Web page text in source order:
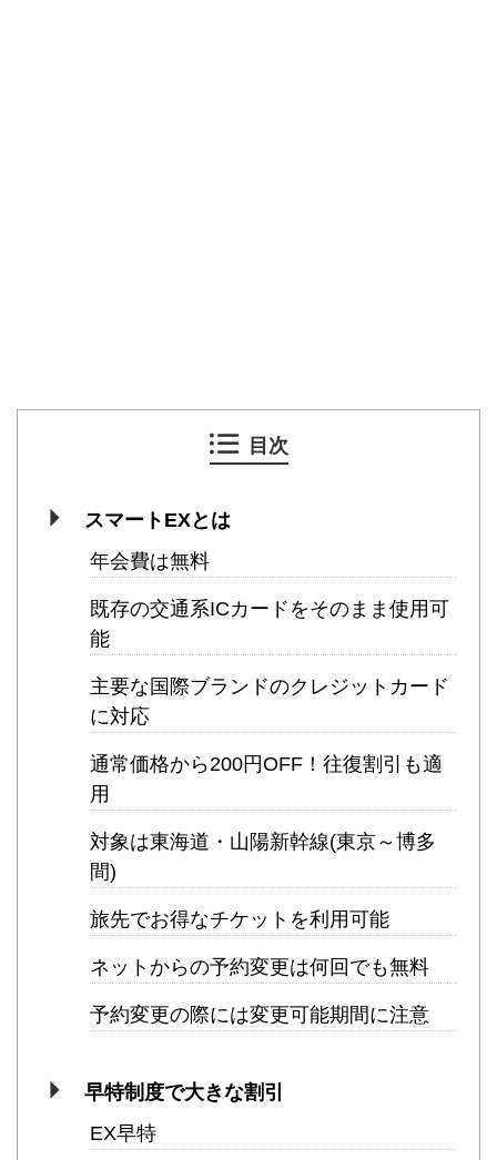
目次
スマートEXとは
年会費は無料
既存の交通系ICカードをそのまま使用可
能
主要な国際ブランドのクレジットカード
に対応
通常価格から200円OFF！往復割引も適
用
対象は東海道・山陽新幹線(東京～博多
間)
旅先でお得なチケットを利用可能
ネットからの予約変更は何回でも無料
予約変更の際には変更可能期間に注意
早特制度で大きな割引
EX早特